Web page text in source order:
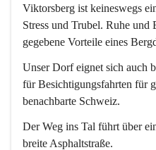
Viktorsberg ist keineswegs
Stress und Trubel. Ruhe und
gegebene Vorteile eines
Unser Dorf eignet sich auch
für Besichtigungsfahrten für
benachbarte Schweiz.
Der Weg ins Tal führt über
breite Asphaltstraße.